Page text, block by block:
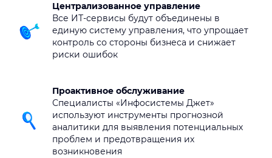
Централизованное управление
Все ИТ-сервисы будут объединены в
единую систему управления, что упрощает
контроль со стороны бизнеса и снижает
риски ошибок
Проактивное обслуживание
Специалисты «Инфосистемы Джет»
используют инструменты прогнозной
аналитики для выявления потенциальных
проблем и предотвращения их
возникновения